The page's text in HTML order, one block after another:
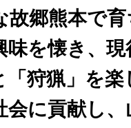
故郷熊本で
味を懐き、
「狩猟」を
会に貢献し